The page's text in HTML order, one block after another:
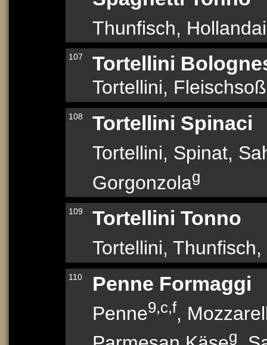
Thunfisch,
107 Tortellini
Tortellini,
108 Tortellini Spinaci
Tortellini, Spinat,
Gorgonzolag
109 Tortellini Tonno
Tortellini,
110 Penne Formaggi
Penne9,c,f,
g